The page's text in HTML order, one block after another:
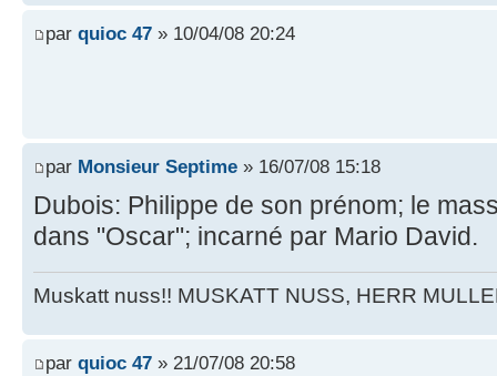
par quioc 47 » 10/04/08 20:24
par Monsieur Septime » 16/07/08 15:18
Dubois: Philippe de son prénom; le
dans "Oscar"; incarné par Mario David.
Muskatt nuss!! MUSKATT NUSS, HERR
par quioc 47 » 21/07/08 20:58